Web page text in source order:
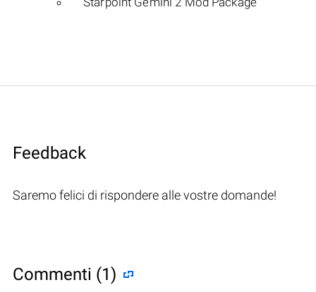
Feedback
Saremo felici di rispondere alle vostre domande!
Commenti (1)